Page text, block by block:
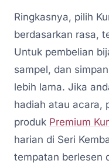
Ringkasnya, pilih
berdasarkan rasa,
Untuk pembelian
sampel, dan
lebih lama. Jika
hadiah atau acara,
produk Premium
harian di Seri
tempatan berlesen